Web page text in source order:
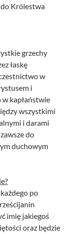
Królestwa
grzechy
łaskę
w
i
w kapłaństwie
wszystkimi
i darami
do
duchowym
po
imię jakiegoś
oraz będzie